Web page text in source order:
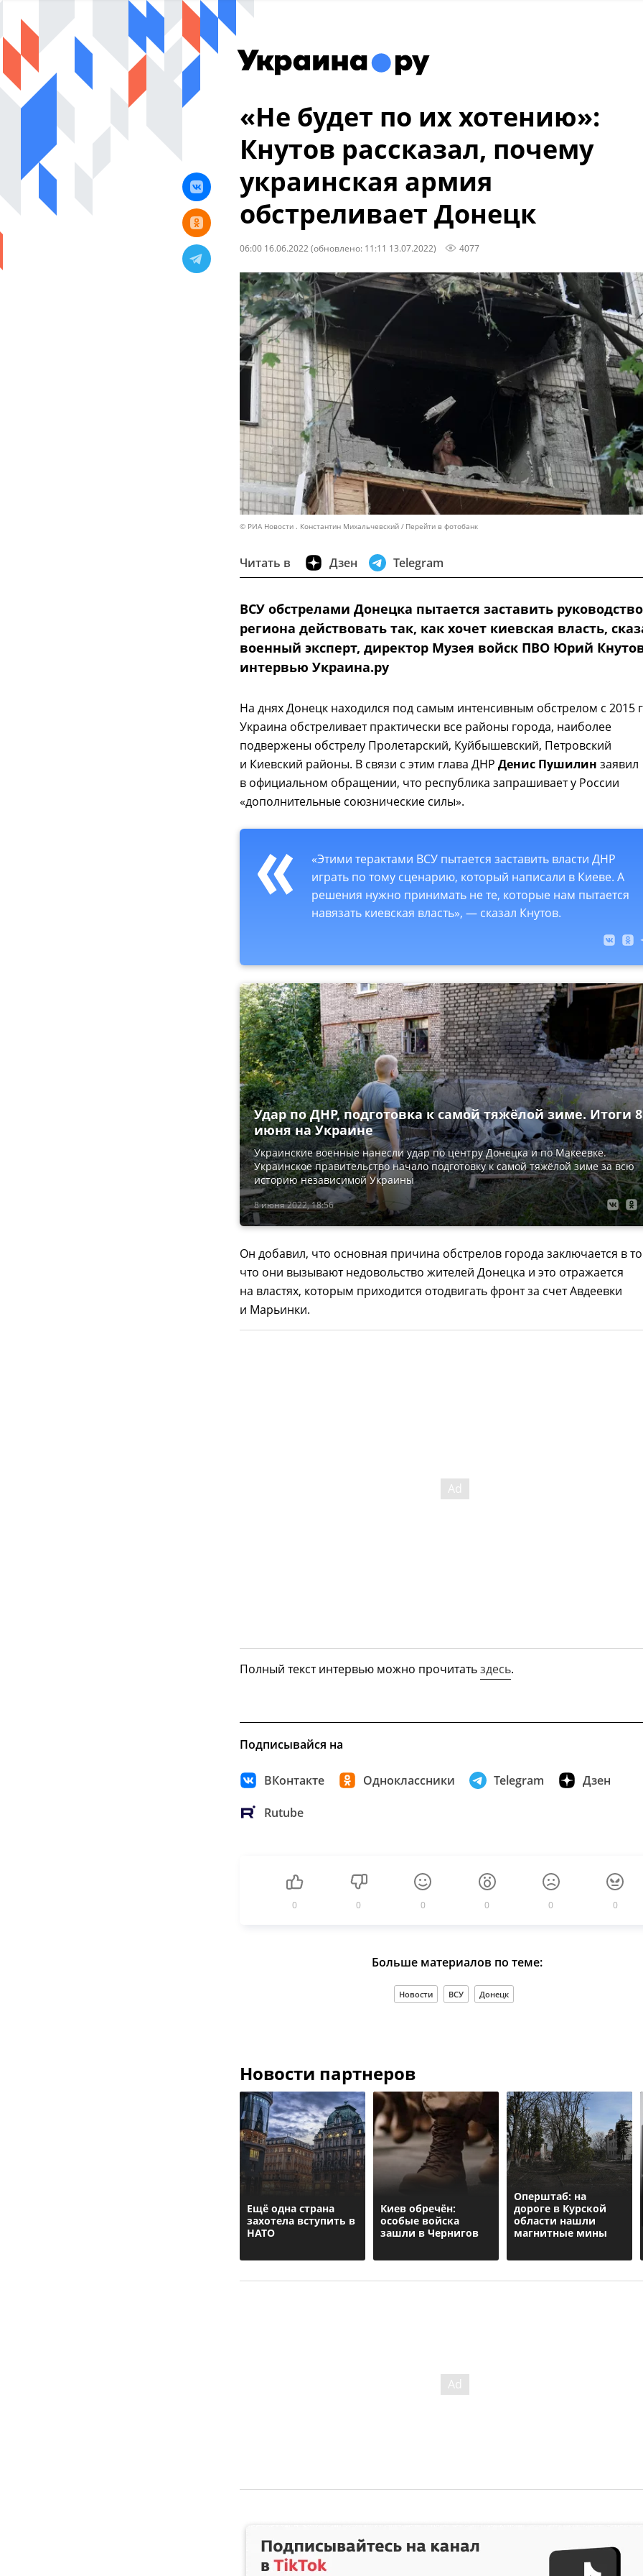
«Не будет по их хотению»:
Кнутов рассказал, почему
украинская армия
обстреливает Донецк
06:00 16.06.2022 (обновлено: 11:11 13.07.2022) 4077
© РИА Новости . Константин Михальчевский Перейти в фотобанк
Читать в Дзен Telegram
ВСУ обстрелами Донецка пытается заставить руководство
региона действовать так, как хочет киевская власть,
военный эксперт, директор Музея войск ПВО Юрий
интервью Украина.ру
На днях Донецк находился под самым интенсивным обстрелом с 2015
Украина обстреливает практически все районы города, наиболее
подвержены обстрелу Пролетарский, Куйбышевский, Петровский
и Киевский районы. В связи с этим глава ДНР Денис Пушилин заявил
в официальном обращении, что республика запрашивает у России
«дополнительные союзнические силы».
«Этими терактами ВСУ пытается заставить власти ДНР
играть по тому сценарию, который написали в Киеве. А
решения нужно принимать не те, которые нам пытается
навязать киевская власть», — сказал Кнутов.
8 июня 2022, 18:56
Удар по ДНР, подготовка к самой тяжёлой зиме. Итоги 8
июня на Украине
Украинские военные нанесли удар по центру Донецка и по Макеевке.
Украинское правительство начало подготовку к самой тяжёлой зиме за всю
историю независимой Украины
Он добавил, что основная причина обстрелов города заключается в
что они вызывают недовольство жителей Донецка и это отражается
на властях, которым приходится отодвигать фронт за счет Авдеевки
и Марьинки.
Полный текст интервью можно прочитатьздесь.
Подписывайся на
ВКонтакте Одноклассники Telegram Дзен
Rutube
0 0 0 0 0 0
Больше материалов по теме:
Новости ВСУ Донецк
Новости партнеров
Ещё одна страна
захотела вступить в
НАТО
Киев обречён:
особые войска
зашли в Чернигов
Оперштаб: на
дороге в Курской
области нашли
магнитные мины